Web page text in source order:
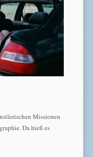
Missionen
Da hieß es